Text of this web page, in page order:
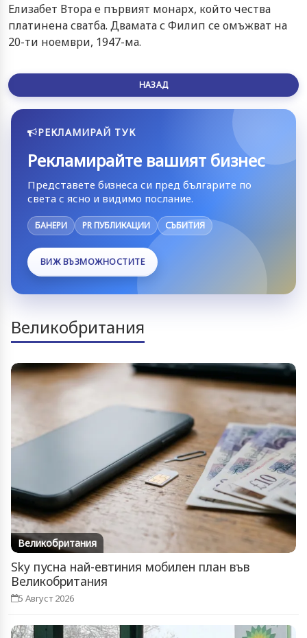
Елизабет Втора е първият монарх, който чества
платинена сватба. Двамата с Филип се омъжват на
20-ти ноември, 1947-ма.
НАЗАД
РЕКЛАМИРАЙ ТУК
Рекламирайте вашият бизнес
Представете бизнеса си пред българите по
света с ясно и видимо послание.
БАНЕРИ PR ПУБЛИКАЦИИ СЪБИТИЯ
ВИЖ ВЪЗМОЖНОСТИТЕ
Великобритания
Великобритания
Sky пусна най-евтиния мобилен план във
Великобритания
5 Август 2026